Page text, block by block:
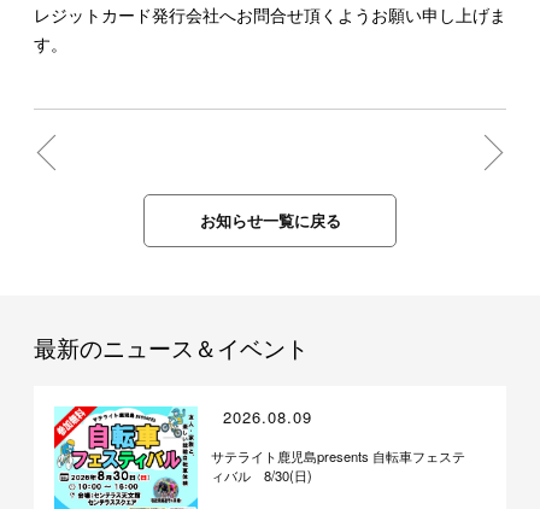
レジットカード発行会社へお問合せ頂くようお願い申し上げま
す。
お知らせ一覧に戻る
最新のニュース＆イベント
2026.08.09
サテライト鹿児島presents 自転車フェステ
ィバル 8/30(日)